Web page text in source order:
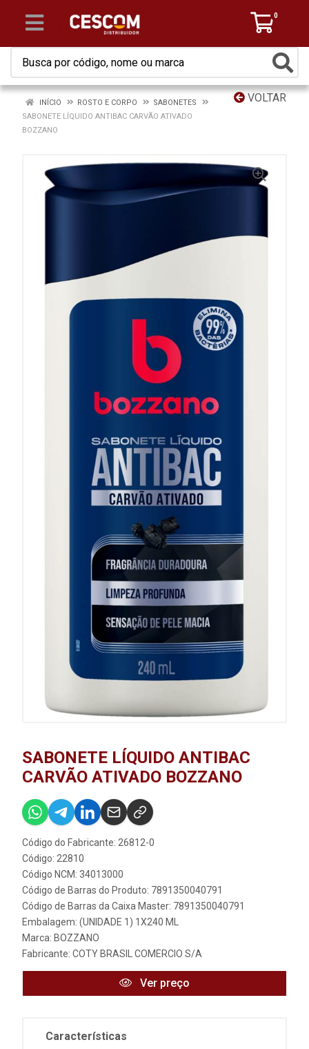
0
VOLTAR
INÍCIO ROSTO E CORPO
SABONETES
SABONETE LÍQUIDO ANTIBAC CARVÃO ATIVADO
BOZZANO
SABONETE LÍQUIDO ANTIBAC
CARVÃO ATIVADO BOZZANO
Código do Fabricante: 26812-0
Código: 22810
Código NCM: 34013000
Código de Barras do Produto: 7891350040791
Código de Barras da Caixa Master: 7891350040791
Embalagem: (UNIDADE 1) 1X240 ML
Marca: BOZZANO
Fabricante: COTY BRASIL COMERCIO S/A
Ver preço
Características